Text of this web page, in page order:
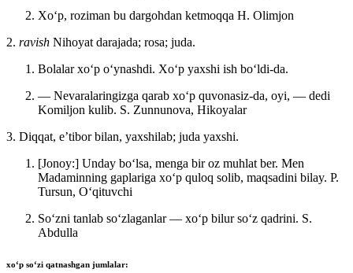
Xoʻp, roziman bu dargohdan ketmoqqa H. Olimjon
2. ravish Nihoyat darajada; rosa; juda.
Bolalar xoʻp oʻynashdi. Xoʻp yaxshi ish boʻldi-da.
— Nevaralaringizga qarab xoʻp quvonasiz-da, oyi, — dedi
Komiljon kulib. S. Zunnunova, Hikoyalar
3. Diqqat, eʼtibor bilan, yaxshilab; juda yaxshi.
[Jonoy:] Unday boʻlsa, menga bir oz muhlat ber. Men
Madaminning gaplariga xoʻp quloq solib, maqsadini bilay. P.
Tursun, Oʻqituvchi
Soʻzni tanlab soʻzlaganlar — xoʻp bilur soʻz qadrini. S.
Abdulla
xo‘p soʻzi qatnashgan jumlalar: